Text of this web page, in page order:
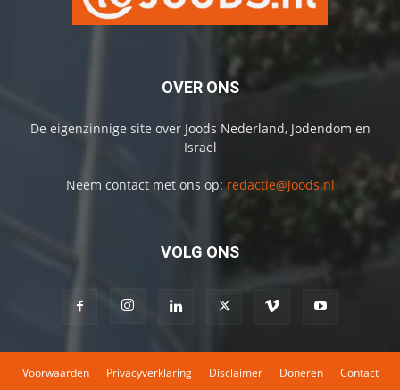
OVER ONS
De eigenzinnige site over Joods Nederland, Jodendom en
Israel
Neem contact met ons op: redactie@joods.nl
VOLG ONS
Voorwaarden Privacyverklaring Disclaimer Doneren Contact